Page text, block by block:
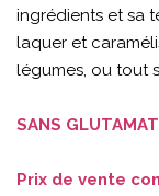
ingrédients et sa
laquer et
légumes, ou tout
SANS
Prix de vente